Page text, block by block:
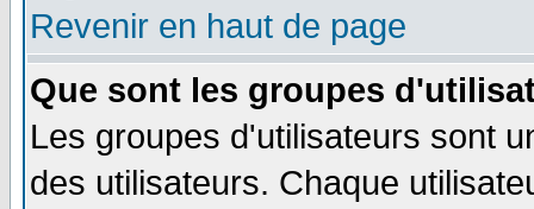
Revenir en haut de page
Que sont les groupes
Les groupes d'utilisateurs sont
des utilisateurs. Chaque